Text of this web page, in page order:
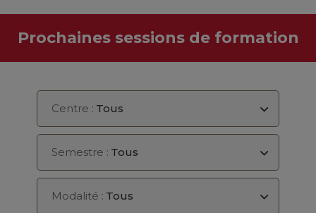
Prochaines sessions de formation
Centre : Tous
Semestre : Tous
Modalité : Tous